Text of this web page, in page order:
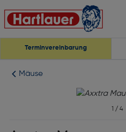
Terminvereinbarung
Mäuse
1 / 4